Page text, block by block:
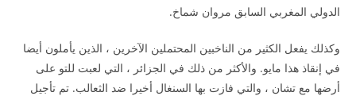
الدولي المغربي السابق مروان شماخ.
وكذلك يفعل الكثير من الناخبين المحتملين الآخرين ، الذين يأملون أيضا
في إنقاذ هذا مايو. والأكثر من ذلك في الجزائر ، التي لعبت للتو على
أرضها مع تشان ، والتي فازت بها السنغال أخيرا ضد الثعالب. تم تأجيل